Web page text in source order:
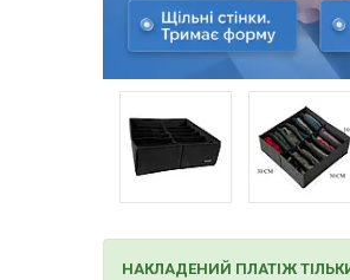
НАКЛАДЕНИЙ ПЛАТІЖ